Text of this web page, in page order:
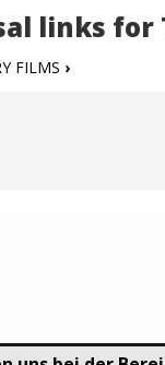
links for
FILMS ›